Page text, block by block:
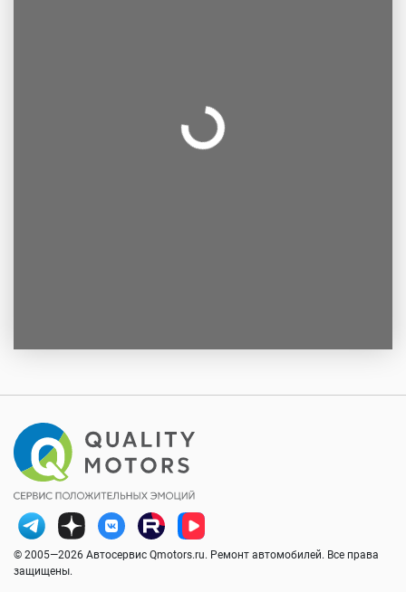
© 2005—2026 Автосервис Qmotors.ru. Ремонт автомобилей. Все права
защищены.